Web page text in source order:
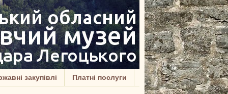
закупівлі Платні послуги